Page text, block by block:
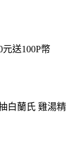
元送100P幣
白蘭氏 雞湯精